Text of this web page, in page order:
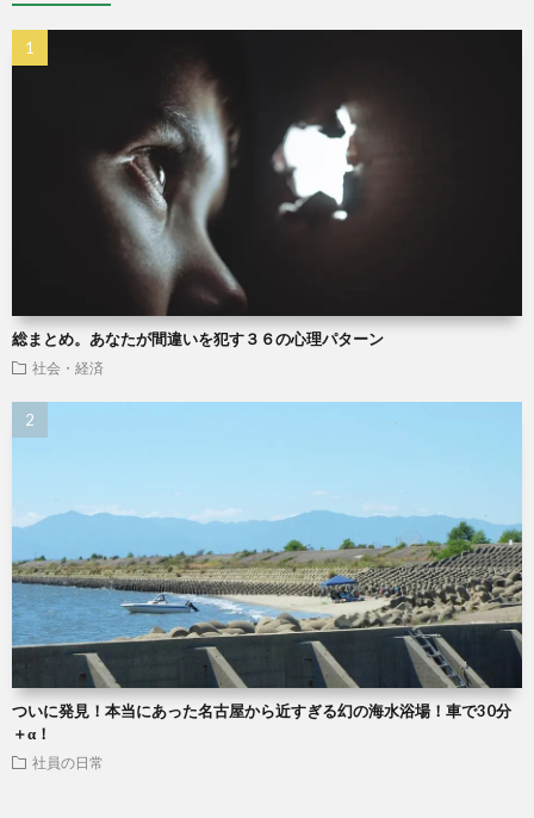
総まとめ。あなたが間違いを犯す３６の心理パターン
社会・経済
ついに発見！本当にあった名古屋から近すぎる幻の海水浴場！車で30分
＋α！
社員の日常